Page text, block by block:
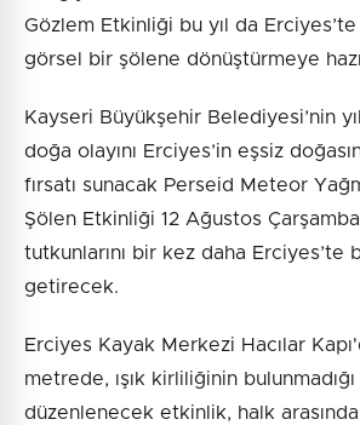
Gözlem Etkinliği bu yıl da
görsel bir şölene dönüştürmeye
Kayseri Büyükşehir Belediyesi’nin
doğa olayını Erciyes’in eşsiz
fırsatı sunacak Perseid Meteor
Şölen Etkinliği 12 Ağustos
tutkunlarını bir kez daha Erciyes’te
getirecek.
Erciyes Kayak Merkezi Hacılar
metrede, ışık kirliliğinin
düzenlenecek etkinlik, halk arasında